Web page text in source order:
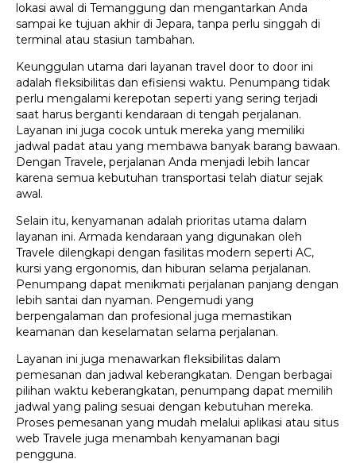
lokasi awal di Temanggung dan mengantarkan Anda
sampai ke tujuan akhir di Jepara, tanpa perlu singgah di
terminal atau stasiun tambahan.
Keunggulan utama dari layanan travel door to door ini
adalah fleksibilitas dan efisiensi waktu. Penumpang tidak
perlu mengalami kerepotan seperti yang sering terjadi
saat harus berganti kendaraan di tengah perjalanan.
Layanan ini juga cocok untuk mereka yang memiliki
jadwal padat atau yang membawa banyak barang bawaan.
Dengan Travele, perjalanan Anda menjadi lebih lancar
karena semua kebutuhan transportasi telah diatur sejak
awal.
Selain itu, kenyamanan adalah prioritas utama dalam
layanan ini. Armada kendaraan yang digunakan oleh
Travele dilengkapi dengan fasilitas modern seperti AC,
kursi yang ergonomis, dan hiburan selama perjalanan.
Penumpang dapat menikmati perjalanan panjang dengan
lebih santai dan nyaman. Pengemudi yang
berpengalaman dan profesional juga memastikan
keamanan dan keselamatan selama perjalanan.
Layanan ini juga menawarkan fleksibilitas dalam
pemesanan dan jadwal keberangkatan. Dengan berbagai
pilihan waktu keberangkatan, penumpang dapat memilih
jadwal yang paling sesuai dengan kebutuhan mereka.
Proses pemesanan yang mudah melalui aplikasi atau situs
web Travele juga menambah kenyamanan bagi
pengguna.